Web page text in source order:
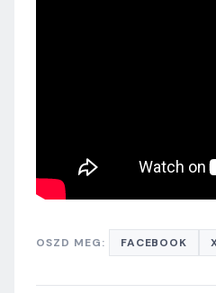
OSZD MEG: FACEBOOK